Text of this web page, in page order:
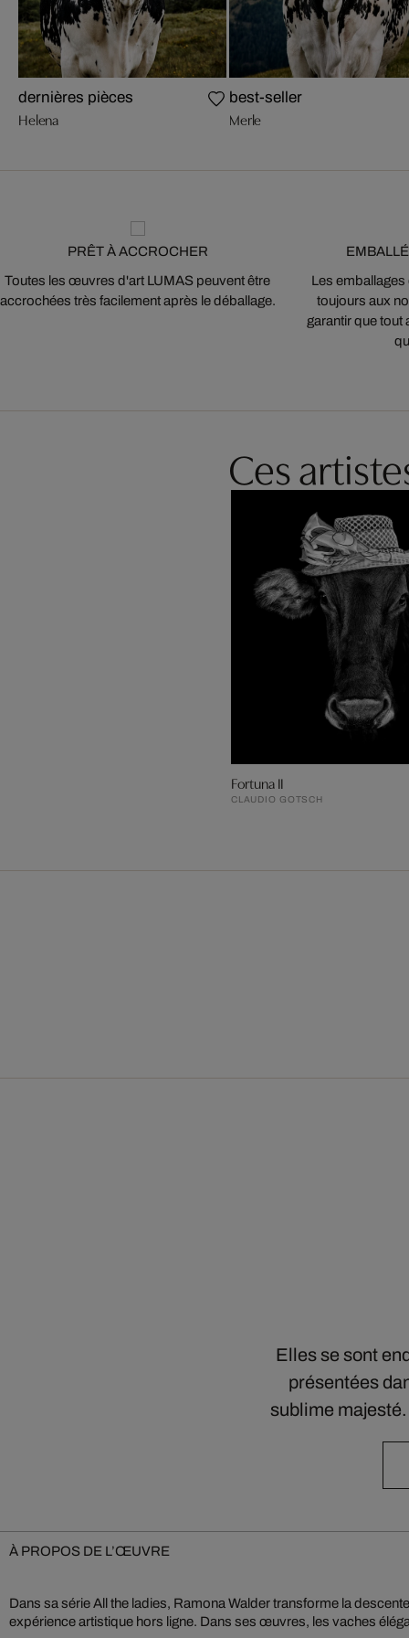
dernières pièces
Helena
best-seller
Merle
PRÊT À ACCROCHER
Toutes les œuvres d'art LUMAS peuvent être
accrochées très facilement après le déballage.
Les
toujours aux
garantir que tout
Ces
Fortuna II
CLAUDIO GOTSCH
Elles se sont
présentées
sublime
À PROPOS DE L’ŒUVRE
Dans sa série All the ladies, Ramona Walder transforme la
expérience artistique hors ligne. Dans ses œuvres, les vaches
fascinantes personnalités. Photographe spécialisée dans les